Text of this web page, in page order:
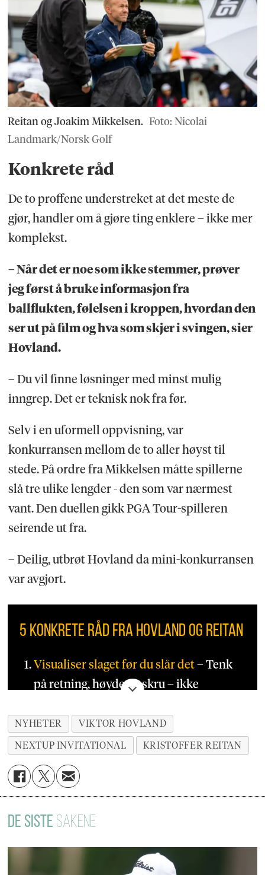
Reitan og Joakim Mikkelsen. Foto: Nicolai
Landmark/Norsk Golf
Konkrete råd
De to proffene understreket at det meste de
gjør, handler om å gjøre ting enklere – ikke mer
komplekst.
– Når det er noe som ikke stemmer, prøver
jeg først å bruke informasjon fra
ballflukten, følelsen i kroppen, hvordan den
ser ut på film og hva som skjer i svingen, sier
Hovland.
– Du vil finne løsninger med minst mulig
inngrep. Det er teknisk nok fra før.
Selv i en uformell oppvisning, var
konkurransen mellom de to aller høyst til
stede. På ordre fra Mikkelsen måtte spillerne
slå tre ulike lengder - den som var nærmest
vant. Den duellen gikk PGA Tour-spilleren
seirende ut fra.
– Deilig, utbrøt Hovland da mini-konkurransen
var avgjort.
5 konkrete råd fra Hovland og Reitan
Visualiser slaget før du slår det– Tenk
på retning, høyde og skru – ikke
Tilpass deg forholdene– Vær og
underlag kan endre både lengde og
spinn dramatisk.
baksving og eksplosiv overgang gir
naturlig fart.
NYHETER
VIKTOR HOVLAND
NEXTUP INVITATIONAL
KRISTOFFER REITAN
DE SISTE SAKENE